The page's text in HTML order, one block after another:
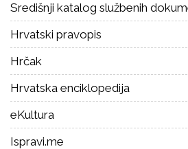
Središnji katalog službenih
Hrvatski pravopis
Hrčak
Hrvatska enciklopedija
eKultura
Ispravi.me